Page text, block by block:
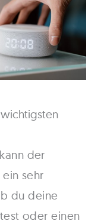
der
sehr
du deine
oder einen